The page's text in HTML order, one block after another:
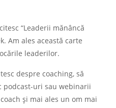
“Leaderii mănâncă
Am ales această carte
leaderilor.
despre coaching, să
podcast-uri sau webinarii
și mai ales un om mai